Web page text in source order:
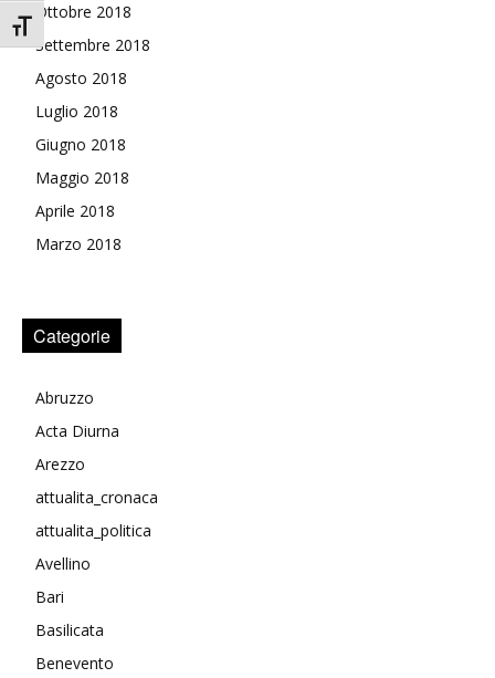
Attiva/disattiva dimensione testo
Ottobre 2018
Settembre 2018
Agosto 2018
Luglio 2018
Giugno 2018
Maggio 2018
Aprile 2018
Marzo 2018
Categorie
Abruzzo
Acta Diurna
Arezzo
attualita_cronaca
attualita_politica
Avellino
Bari
Basilicata
Benevento